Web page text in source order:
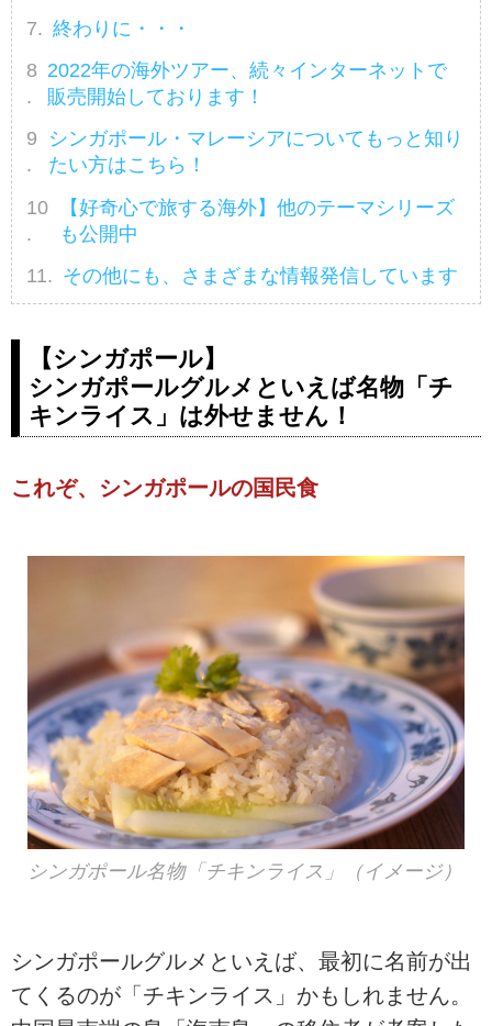
終わりに・・・
2022年の海外ツアー、続々インターネットで
販売開始しております！
シンガポール・マレーシアについてもっと知り
たい方はこちら！
【好奇心で旅する海外】他のテーマシリーズ
も公開中
その他にも、さまざまな情報発信しています
【シンガポール】
シンガポールグルメといえば名物「チ
キンライス」は外せません！
これぞ、シンガポールの国民食
シンガポール名物「チキンライス」（イメージ）
シンガポールグルメといえば、最初に名前が出
てくるのが「チキンライス」かもしれません。